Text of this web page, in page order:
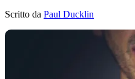
Scritto da Paul Ducklin